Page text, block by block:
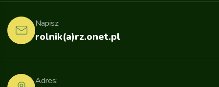
rolnik(a)rz.onet.pl
Napisz:
Adres: